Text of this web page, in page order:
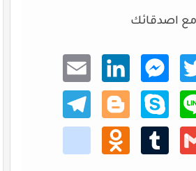
اصدقائك
Mess
enger
Linke
dIn
Email
Skype
Blogg
er
Teleg
ram
Tumb
Odno
klass
niki